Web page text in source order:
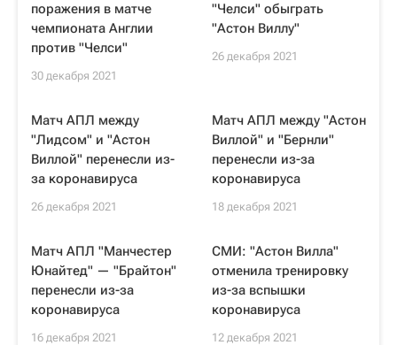
поражения в матче
чемпионата Англии
против "Челси"
30 декабря 2021
"Челси" обыграть
"Астон Виллу"
26 декабря 2021
Матч АПЛ между
"Лидсом" и "Астон
Виллой" перенесли из-
за коронавируса
26 декабря 2021
Матч АПЛ между "Астон
Виллой" и "Бернли"
перенесли из-за
коронавируса
18 декабря 2021
Матч АПЛ "Манчестер
Юнайтед" — "Брайтон"
перенесли из-за
коронавируса
16 декабря 2021
СМИ: "Астон Вилла"
отменила тренировку
из-за вспышки
коронавируса
12 декабря 2021